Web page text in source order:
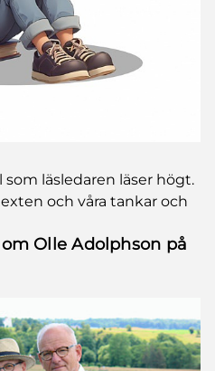
läsledaren läser högt.
och våra tankar och
Olle Adolphson på